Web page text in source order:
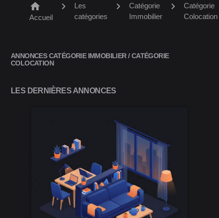
home
Accueil
chevron_right
Les
catégories
chevron_right
Catégorie
Immobilier
chevron_right
Catégorie
Colocation
ANNONCES CATÉGORIE IMMOBILIER / CATÉGORIE
COLOCATION
LES DERNIÈRES ANNONCES